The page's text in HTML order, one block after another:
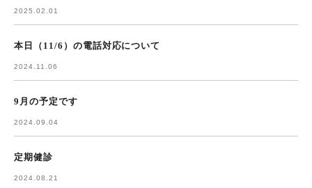
2025.02.01
本日（11/6）の電話対応について
2024.11.06
9月の予定です
2024.09.04
定期健診
2024.08.21